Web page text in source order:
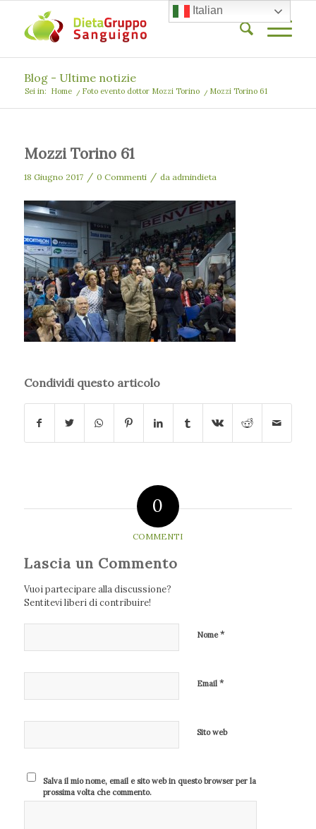
Blog - Ultime notizie
Sei in: Home / Foto evento dottor Mozzi Torino / Mozzi Torino 61
Mozzi Torino 61
18 Giugno 2017 / 0 Commenti / da admindieta
Condividi questo articolo
0
COMMENTI
Lascia un Commento
Vuoi partecipare alla discussione?
Sentitevi liberi di contribuire!
Nome*
Email *
Sito web
Salva il mio nome, email e sito web in questo browser per la
prossima volta che commento.
Italian